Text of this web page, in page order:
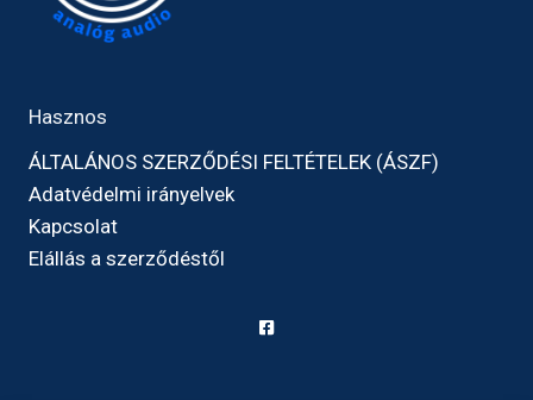
Hasznos
ÁLTALÁNOS SZERZŐDÉSI FELTÉTELEK (ÁSZF)
Adatvédelmi irányelvek
Kapcsolat
Elállás a szerződéstől